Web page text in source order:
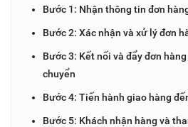
Bước 1: Nhận thông tin đơn
Bước 2: Xác nhận và xử lý đơn
Bước 3: Kết nối và đẩy đơn
chuyển
Bước 4: Tiến hành giao hàng
Bước 5: Khách nhận hàng và